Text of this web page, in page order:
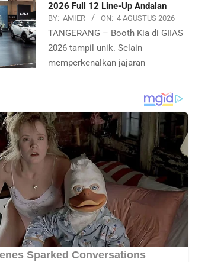
2026 Full 12 Line-Up Andalan
BY: AMIER ON: 4 AGUSTUS 2026
TANGERANG – Booth Kia di GIIAS
2026 tampil unik. Selain
memperkenalkan jajaran